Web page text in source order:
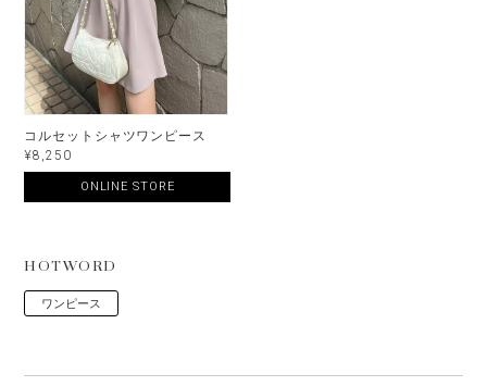
コルセットシャツワンピース
¥8,250
ONLINE STORE
HOTWORD
ワンピース